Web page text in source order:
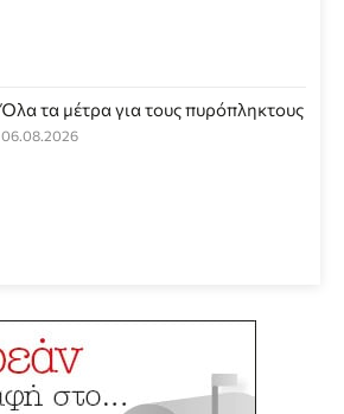
Όλα τα μέτρα για τους πυρόπληκτους
06.08.2026